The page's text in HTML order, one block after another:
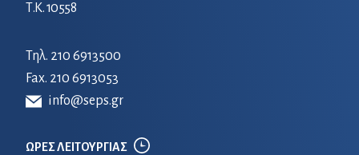
Τ.Κ. 10558
Τηλ. 210 6913500
Fax. 210 6913053
info@seps.gr
ΩΡΕΣ ΛΕΙΤΟΥΡΓΙΑΣ